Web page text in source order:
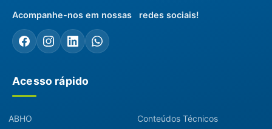
Acompanhe-nos em nossas redes sociais!
Acesso rápido
ABHO Conteúdos Técnicos